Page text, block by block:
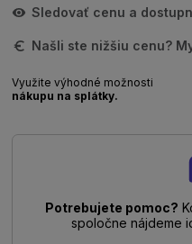
Sledovať cenu a
Našli ste nižšiu cenu?
Využite výhodné možnosti
nákupu na splátky.
Potrebujete pomoc?
spoločne nájdeme